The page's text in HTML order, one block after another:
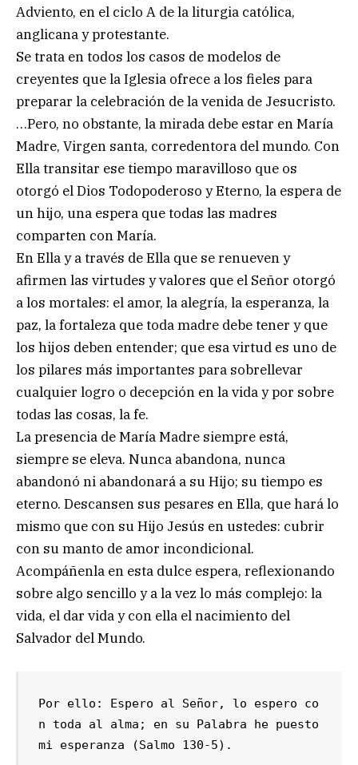
Adviento, en el ciclo A de la liturgia católica,
anglicana y protestante.
Se trata en todos los casos de modelos de
creyentes que la Iglesia ofrece a los fieles para
preparar la celebración de la venida de Jesucristo.
…Pero, no obstante, la mirada debe estar en María
Madre, Virgen santa, corredentora del mundo. Con
Ella transitar ese tiempo maravilloso que os
otorgó el Dios Todopoderoso y Eterno, la espera de
un hijo, una espera que todas las madres
comparten con María.
En Ella y a través de Ella que se renueven y
afirmen las virtudes y valores que el Señor otorgó
a los mortales: el amor, la alegría, la esperanza, la
paz, la fortaleza que toda madre debe tener y que
los hijos deben entender; que esa virtud es uno de
los pilares más importantes para sobrellevar
cualquier logro o decepción en la vida y por sobre
todas las cosas, la fe.
La presencia de María Madre siempre está,
siempre se eleva. Nunca abandona, nunca
abandonó ni abandonará a su Hijo; su tiempo es
eterno. Descansen sus pesares en Ella, que hará lo
mismo que con su Hijo Jesús en ustedes: cubrir
con su manto de amor incondicional.
Acompáñenla en esta dulce espera, reflexionando
sobre algo sencillo y a la vez lo más complejo: la
vida, el dar vida y con ella el nacimiento del
Salvador del Mundo.
Por ello: Espero al Señor, lo espero co
n toda al alma; en su Palabra he puesto
mi esperanza (Salmo 130-5).